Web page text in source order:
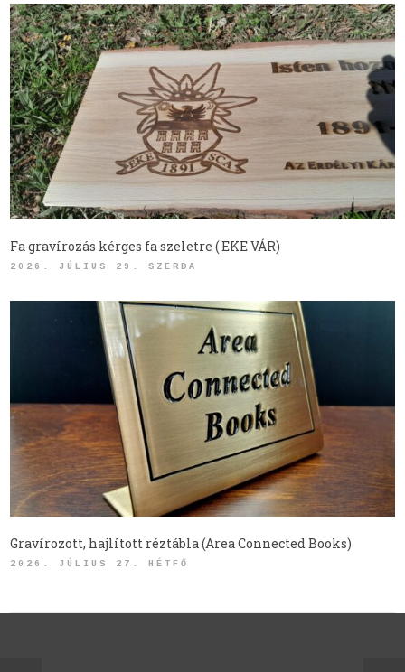
Fa gravírozás kérges fa szeletre ( EKE VÁR)
2026. JÚLIUS 29. SZERDA
Gravírozott, hajlított réztábla (Area Connected Books)
2026. JÚLIUS 27. HÉTFŐ